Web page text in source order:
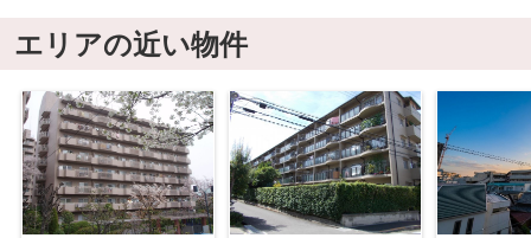
エリアの近い物件